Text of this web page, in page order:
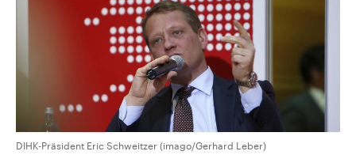
DIHK-Präsident Eric Schweitzer (imago/Gerhard Leber)